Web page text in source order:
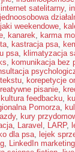
internet satelitarny,
jednoosobowa
weekendowe,
, kanarek, karma
, kastracja psa,
psa, klimatyzacja
, komunikacja bez
, korepetycje
pisanie,
kultura feedbacku,
Pomorza,
, kury
, Laravel , LARP,
dla psa, lejek
, LinkedIn marketing